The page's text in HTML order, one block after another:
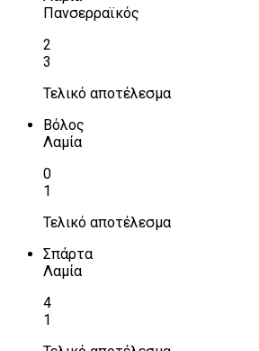
Πανσερραϊκός
2
3
Τελικό αποτέλεσμα
Βόλος
Λαμία
0
1
Τελικό αποτέλεσμα
Σπάρτα
Λαμία
4
1